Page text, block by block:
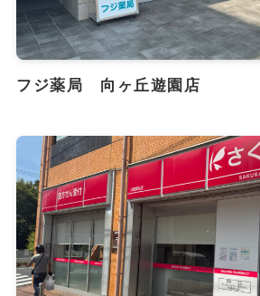
フジ薬局 向ヶ丘遊園店